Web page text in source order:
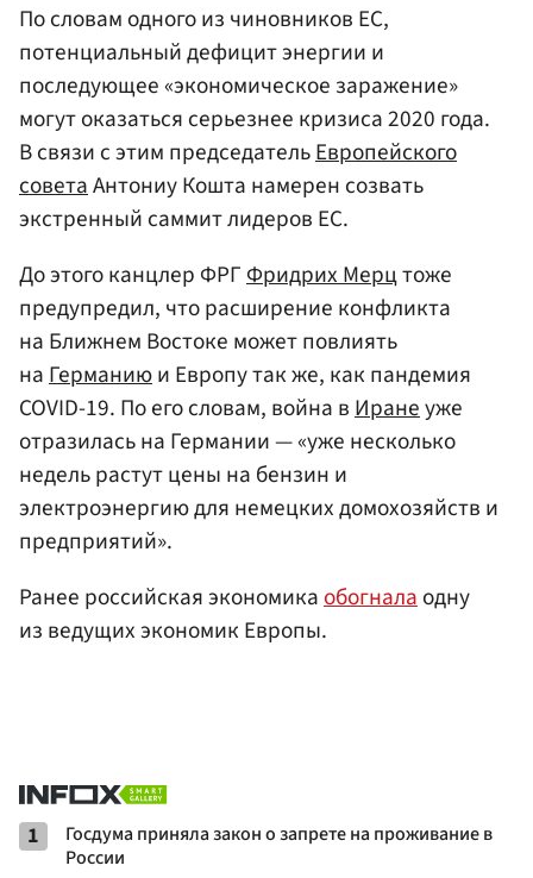
По словам одного из чиновников ЕС,
потенциальный дефицит энергии и
последующее «экономическое заражение»
могут оказаться серьезнее кризиса 2020 года.
В связи с этим председательЕвропейского
советаАнтониу Кошта намерен созвать
экстренный саммит лидеров ЕС.
До этого канцлер ФРГФридрих Мерцтоже
предупредил, что расширение конфликта
на Ближнем Востоке может повлиять
наГерманиюи Европу так же, как пандемия
COVID-19. По его словам, война вИранеуже
отразилась на Германии — «уже несколько
недель растут цены на бензин и
электроэнергию для немецких домохозяйств и
предприятий».
Ранее российская экономикаобогналаодну
из ведущих экономик Европы.
1
Госдума приняла закон о запрете на проживание в
России